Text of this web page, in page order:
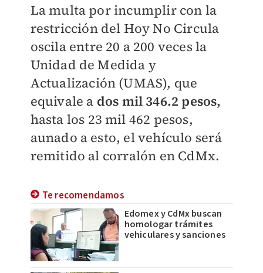
La multa por incumplir con la
restricción del Hoy No Circula
oscila entre 20 a 200 veces la
Unidad de Medida y
Actualización (UMAS), que
equivale a dos mil 346.2 pesos,
hasta los 23 mil 462 pesos,
aunado a esto, el vehículo será
remitido al corralón en CdMx.
Te recomendamos
Edomex y CdMx buscan
homologar trámites
vehiculares y sanciones